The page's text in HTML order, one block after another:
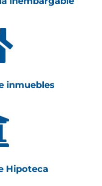
inmuebles
Hipoteca